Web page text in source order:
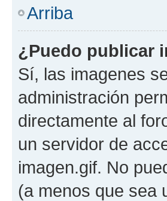
Arriba
¿Puedo publicar
Sí, las imagenes
administración
directamente al
un servidor de
imagen.gif. No
(a menos que sea